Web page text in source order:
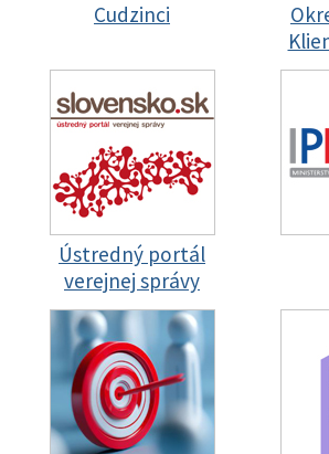
Cudzinci
Ústredný portál
verejnej správy